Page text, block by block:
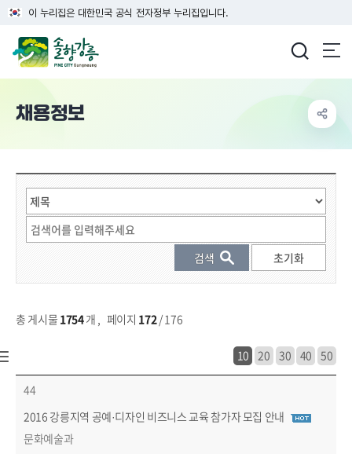
이 누리집은 대한민국 공식 전자정부 누리집입니다.
채용정보
총 게시물 1754개 , 페이지 172/ 176
10 20 30 40 50
44
2016 강릉지역 공예·디자인 비즈니스 교육 참가자 모집 안내
문화예술과